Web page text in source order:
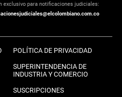
exclusivo para notificaciones judiciales:
POLÍTICA DE PRIVACIDAD
SUPERINTENDENCIA DE
INDUSTRIA Y COMERCIO
SUSCRIPCIONES